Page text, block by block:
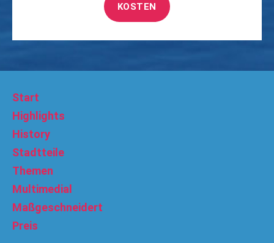
KOSTEN
Start
Highlights
History
Stadtteile
Themen
Multimedial
Maßgeschneidert
Preis